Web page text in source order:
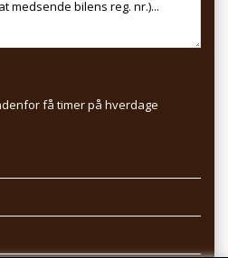
få timer på hverdage